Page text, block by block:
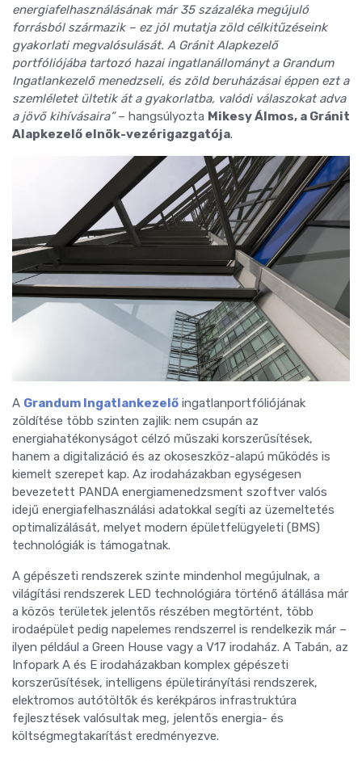
energiafelhasználásának már 35 százaléka megújuló
forrásból származik – ez jól mutatja zöld célkitűzéseink
gyakorlati megvalósulását. A Gránit Alapkezelő
portfóliójába tartozó hazai ingatlanállományt a Grandum
Ingatlankezelő menedzseli, és zöld beruházásai éppen ezt a
szemléletet ültetik át a gyakorlatba, valódi válaszokat adva
a jövő kihívásaira”– hangsúlyozta Mikesy Álmos, a Gránit
Alapkezelő elnök-vezérigazgatója.
A Grandum Ingatlankezelő ingatlanportfóliójának
zöldítése több szinten zajlik: nem csupán az
energiahatékonyságot célzó műszaki korszerűsítések,
hanem a digitalizáció és az okoseszköz-alapú működés is
kiemelt szerepet kap. Az irodaházakban egységesen
bevezetett PANDA energiamenedzsment szoftver valós
idejű energiafelhasználási adatokkal segíti az üzemeltetés
optimalizálását, melyet modern épületfelügyeleti (BMS)
technológiák is támogatnak.
A gépészeti rendszerek szinte mindenhol megújulnak, a
világítási rendszerek LED technológiára történő átállása már
a közös területek jelentős részében megtörtént, több
irodaépület pedig napelemes rendszerrel is rendelkezik már –
ilyen például a Green House vagy a V17 irodaház. A Tabán, az
Infopark A és E irodaházakban komplex gépészeti
korszerűsítések, intelligens épületirányítási rendszerek,
elektromos autótöltők és kerékpáros infrastruktúra
fejlesztések valósultak meg, jelentős energia- és
költségmegtakarítást eredményezve.